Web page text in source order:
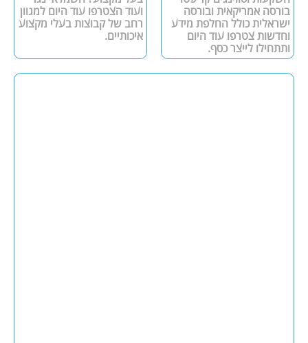
בורסה אמריקאית ובורסה
ישראלית כולל החלפת מידע
וחדשות צטרפו עוד היום
ותתחילו לייצר כסף.
ועוד הצטרפו עוד היום למגוון
רחב של קבוצות בעלי מקצוע
איכותיים.